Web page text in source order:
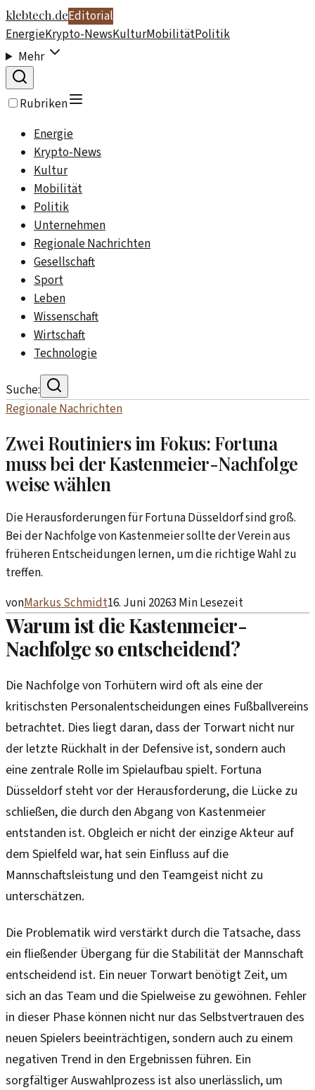
klebtech.deEditorial
EnergieKrypto-NewsKulturMobilitätPolitik
Mehr
Rubriken
Energie
Krypto-News
Kultur
Mobilität
Politik
Unternehmen
Regionale Nachrichten
Gesellschaft
Sport
Leben
Wissenschaft
Wirtschaft
Technologie
Suche:
Regionale Nachrichten
Zwei Routiniers im Fokus: Fortuna
muss bei der Kastenmeier-Nachfolge
weise wählen
Die Herausforderungen für Fortuna Düsseldorf sind groß.
Bei der Nachfolge von Kastenmeier sollte der Verein aus
früheren Entscheidungen lernen, um die richtige Wahl zu
treffen.
vonMarkus Schmidt16. Juni 20263 Min Lesezeit
Warum ist die Kastenmeier-
Nachfolge so entscheidend?
Die Nachfolge von Torhütern wird oft als eine der
kritischsten Personalentscheidungen eines Fußballvereins
betrachtet. Dies liegt daran, dass der Torwart nicht nur
der letzte Rückhalt in der Defensive ist, sondern auch
eine zentrale Rolle im Spielaufbau spielt. Fortuna
Düsseldorf steht vor der Herausforderung, die Lücke zu
schließen, die durch den Abgang von Kastenmeier
entstanden ist. Obgleich er nicht der einzige Akteur auf
dem Spielfeld war, hat sein Einfluss auf die
Mannschaftsleistung und den Teamgeist nicht zu
unterschätzen.
Die Problematik wird verstärkt durch die Tatsache, dass
ein fließender Übergang für die Stabilität der Mannschaft
entscheidend ist. Ein neuer Torwart benötigt Zeit, um
sich an das Team und die Spielweise zu gewöhnen. Fehler
in dieser Phase können nicht nur das Selbstvertrauen des
neuen Spielers beeinträchtigen, sondern auch zu einem
negativen Trend in den Ergebnissen führen. Ein
sorgfältiger Auswahlprozess ist also unerlässlich, um